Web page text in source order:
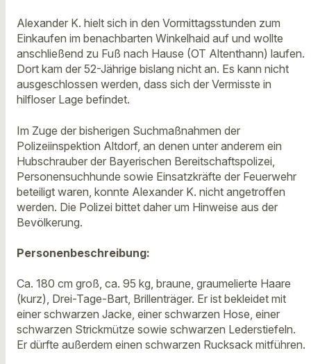
Alexander K. hielt sich in den Vormittagsstunden zum
Einkaufen im benachbarten Winkelhaid auf und wollte
anschließend zu Fuß nach Hause (OT Altenthann) laufen.
Dort kam der 52-Jährige bislang nicht an. Es kann nicht
ausgeschlossen werden, dass sich der Vermisste in
hilfloser Lage befindet.
Im Zuge der bisherigen Suchmaßnahmen der
Polizeiinspektion Altdorf, an denen unter anderem ein
Hubschrauber der Bayerischen Bereitschaftspolizei,
Personensuchhunde sowie Einsatzkräfte der Feuerwehr
beteiligt waren, konnte Alexander K. nicht angetroffen
werden. Die Polizei bittet daher um Hinweise aus der
Bevölkerung.
Personenbeschreibung:
Ca. 180 cm groß, ca. 95 kg, braune, graumelierte Haare
(kurz), Drei-Tage-Bart, Brillenträger. Er ist bekleidet mit
einer schwarzen Jacke, einer schwarzen Hose, einer
schwarzen Strickmütze sowie schwarzen Lederstiefeln.
Er dürfte außerdem einen schwarzen Rucksack mitführen.